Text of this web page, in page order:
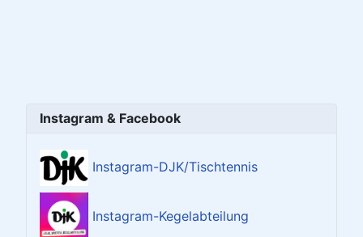
Instagram & Facebook
Instagram-DJK/Tischtennis
Instagram-Kegelabteilung